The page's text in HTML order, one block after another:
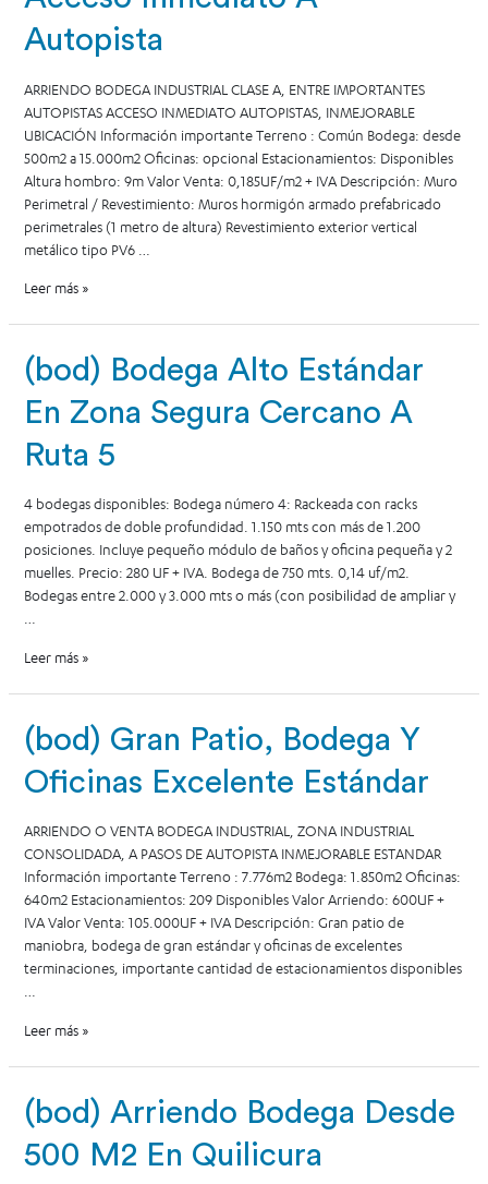
Autopista
ARRIENDO BODEGA INDUSTRIAL CLASE A, ENTRE IMPORTANTES
AUTOPISTAS ACCESO INMEDIATO AUTOPISTAS, INMEJORABLE
UBICACIÓN Información importante Terreno : Común Bodega: desde
500m2 a 15.000m2 Oficinas: opcional Estacionamientos: Disponibles
Altura hombro: 9m Valor Venta: 0,185UF/m2 + IVA Descripción: Muro
Perimetral / Revestimiento: Muros hormigón armado prefabricado
perimetrales (1 metro de altura) Revestimiento exterior vertical
metálico tipo PV6 …
Leer más »
(bod) Bodega Alto Estándar
En Zona Segura Cercano A
Ruta 5
4 bodegas disponibles: Bodega número 4: Rackeada con racks
empotrados de doble profundidad. 1.150 mts con más de 1.200
posiciones. Incluye pequeño módulo de baños y oficina pequeña y 2
muelles. Precio: 280 UF + IVA. Bodega de 750 mts. 0,14 uf/m2.
Bodegas entre 2.000 y 3.000 mts o más (con posibilidad de ampliar y
…
Leer más »
(bod) Gran Patio, Bodega Y
Oficinas Excelente Estándar
ARRIENDO O VENTA BODEGA INDUSTRIAL, ZONA INDUSTRIAL
CONSOLIDADA, A PASOS DE AUTOPISTA INMEJORABLE ESTANDAR
Información importante Terreno : 7.776m2 Bodega: 1.850m2 Oficinas:
640m2 Estacionamientos: 209 Disponibles Valor Arriendo: 600UF +
IVA Valor Venta: 105.000UF + IVA Descripción: Gran patio de
maniobra, bodega de gran estándar y oficinas de excelentes
terminaciones, importante cantidad de estacionamientos disponibles
…
Leer más »
(bod) Arriendo Bodega Desde
500 M2 En Quilicura